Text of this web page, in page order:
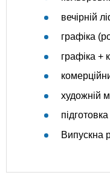
вечірній
графіка
графіка +
художній
Випускна